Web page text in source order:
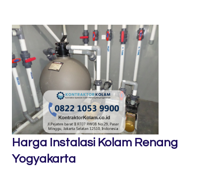
Harga Instalasi Kolam Renang
Yogyakarta